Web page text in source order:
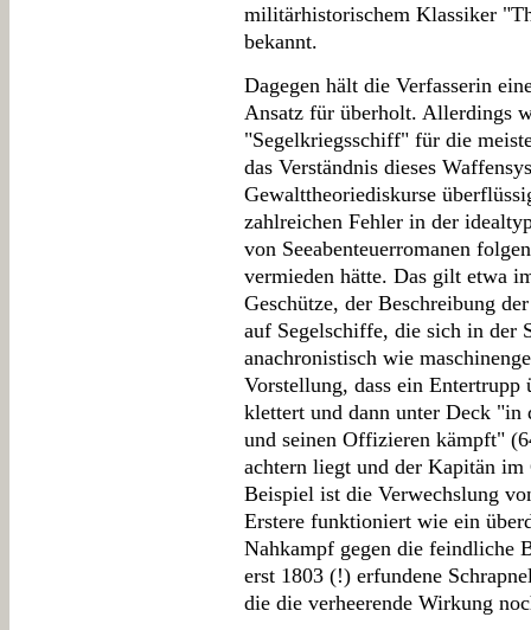
militärhistorischem Klassiker
bekannt.
Dagegen hält die Verfasserin
Ansatz für überholt. Allerdings
"Segelkriegsschiff" für die
das Verständnis dieses
Gewalttheoriediskurse
zahlreichen Fehler in der
von Seeabenteuerromanen
vermieden hätte. Das gilt etwa
Geschütze, der Beschreibung
auf Segelschiffe, die sich in der
anachronistisch wie
Vorstellung, dass ein
klettert und dann unter Deck
und seinen Offizieren kämpft"
achtern liegt und der Kapitän
Beispiel ist die Verwechslung
Erstere funktioniert wie ein
Nahkampf gegen die feindliche
erst 1803 (!) erfundene
die die verheerende Wirkung